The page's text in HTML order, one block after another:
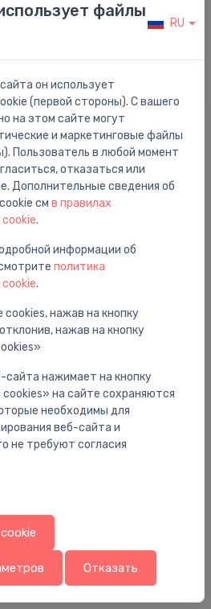
упаковку!
понравиться
daļa rokas dušai
ūdeni
файлы
RU
он использует
(первой стороны). С вашего
на этом сайте могут
и маркетинговые файлы
Пользователь в любой момент
отказаться или
Дополнительные сведения об
см в правилах
.
информации об
политика
.
нажав на кнопку
нажав на кнопку
сайта нажимает на кнопку
на сайте сохраняются
необходимы для
веб-сайта и
не требуют согласия
Отказать